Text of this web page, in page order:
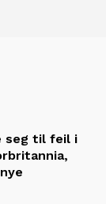
seg til feil i